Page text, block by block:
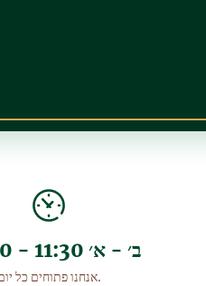
ב׳ - א׳ 11:30 - 22:00
אנחנו פתוחים כל יום.